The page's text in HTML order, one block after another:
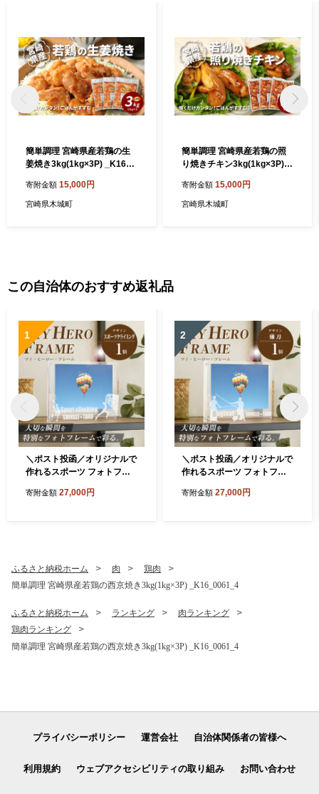
簡単調理 宮崎県産若鶏の生
姜焼き3kg(1kg×3P) _K16_0
寄附金額 15,000円
宮崎県木城町
簡単調理 宮崎県産若鶏の照
り焼きチキン3kg(1kg×3P)_
寄附金額 15,000円
宮崎県木城町
この自治体のおすすめ返礼品
1
＼ポスト投函／オリジナルで
作れるスポーツ フォトフレ
グ】 K45_0014
寄附金額 27,000円
2
＼ポスト投函／オリジナルで
作れるスポーツ フォトフレ
3
寄附金額 27,000円
ふるさと納税ホーム 肉
鶏肉
簡単調理 宮崎県産若鶏の西京焼き3kg(1kg×3P) _K16_0061_4
ふるさと納税ホーム ランキング
肉ランキング
鶏肉ランキング
簡単調理 宮崎県産若鶏の西京焼き3kg(1kg×3P) _K16_0061_4
プライバシーポリシー 運営会社 自治体関係者の皆様へ
利用規約 ウェブアクセシビリティの取り組み お問い合わせ